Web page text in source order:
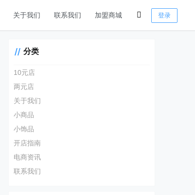
关于我们 联系我们 加盟商城 登录
分类
10元店
两元店
关于我们
小商品
小饰品
开店指南
电商资讯
联系我们